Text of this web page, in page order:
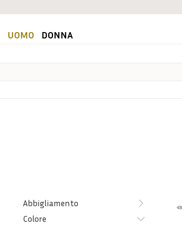
UOMO DONNA
Abbigliamento
Colore